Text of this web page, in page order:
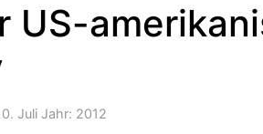
US-
Juli Jahr: 2012